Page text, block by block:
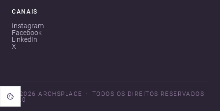
CANAIS
Instagram
Facebook
LinkedIn
X
© 2026 ARCHSPLACE
TODOS OS DIREITOS RESERVADOS
V3.0